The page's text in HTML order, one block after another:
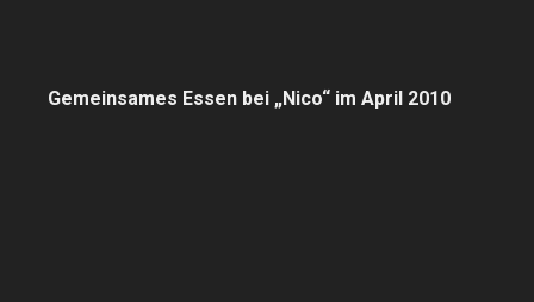
Gemeinsames Essen bei „Nico“ im April 2010